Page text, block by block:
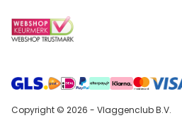
Copyright © 2026 - Vlaggenclub B.V.